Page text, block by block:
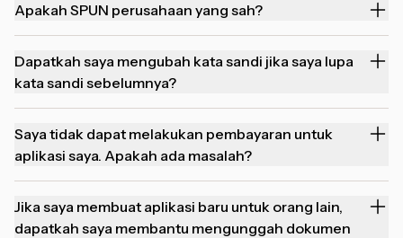
Apakah SPUN perusahaan yang sah?
Dapatkah saya mengubah kata sandi jika saya lupa
kata sandi sebelumnya?
Saya tidak dapat melakukan pembayaran untuk
aplikasi saya. Apakah ada masalah?
Jika saya membuat aplikasi baru untuk orang lain,
dapatkah saya membantu mengunggah dokumen